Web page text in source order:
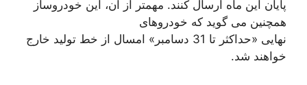
پایان این ماه ارسال کنند. مهمتر از آن، این خودروساز
همچنین می گوید که خودروهای
نهایی «حداکثر تا 31 دسامبر» امسال از خط تولید خارج
خواهند شد.